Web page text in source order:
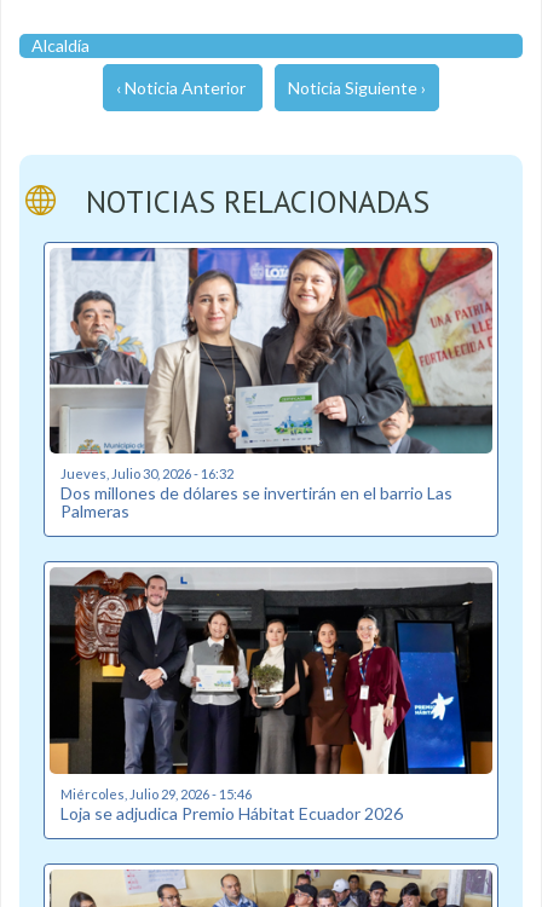
Alcaldía
‹ Noticia Anterior Noticia Siguiente ›
NOTICIAS RELACIONADAS
Jueves, Julio 30, 2026 - 16:32
Dos millones de dólares se invertirán en el barrio Las
Palmeras
Miércoles, Julio 29, 2026 - 15:46
Loja se adjudica Premio Hábitat Ecuador 2026